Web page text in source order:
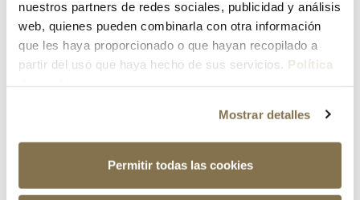
nuestros partners de redes sociales, publicidad y análisis
web, quienes pueden combinarla con otra información
que les haya proporcionado o que hayan recopilado a
partir del uso que haya hecho de sus servicios. Política
Mostrar detalles
Permitir todas las cookies
¿Has olvidado tu contraseña?